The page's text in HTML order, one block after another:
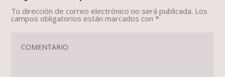
Tu dirección de correo electrónico no será publicada. Los
campos obligatorios están marcados con*